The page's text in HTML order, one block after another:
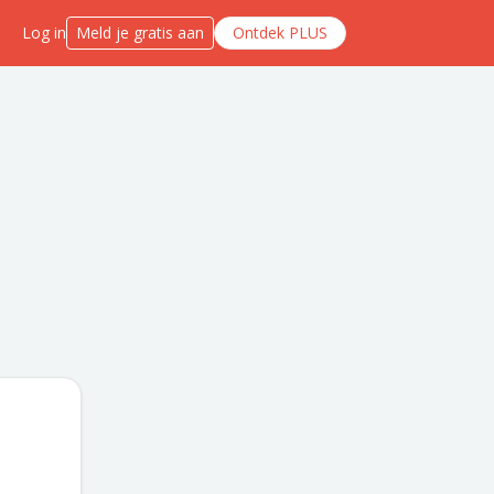
Log in Meld je gratis aan Ontdek PLUS